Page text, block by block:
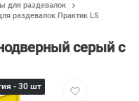
для раздевалок
раздевалок Практик LS
серый с
- 30 шт
Добавить